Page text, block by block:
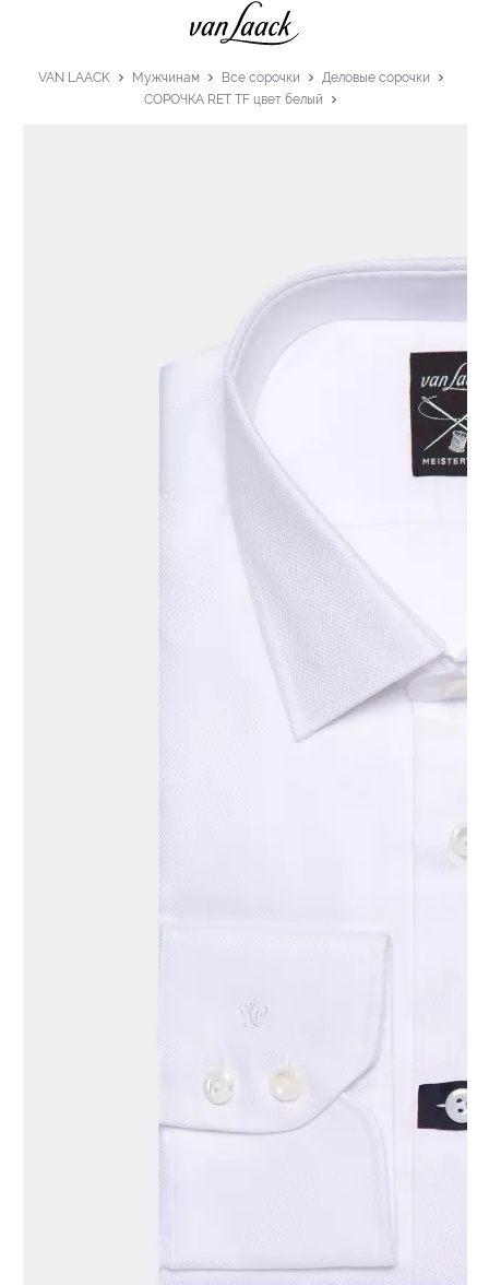
VAN LAACK Мужчинам Все сорочки
Деловые сорочки
СОРОЧКА RET TF цвет белый